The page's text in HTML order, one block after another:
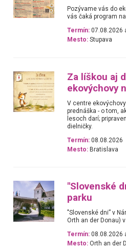
Pozývame vás do
vás čaká program
Termín: 07.08.2026
Mesto: Stupava
Za líškou aj
ekovýchovy
V centre
prednáška - o tom,
lesoch darí;
dielničky.
Termín: 08.08.2026
Mesto: Bratislava
"Slovenské
parku
"Slovenské dni” v
Orth an der Donau)
Termín: 08.08.2026
Mesto: Orth an der